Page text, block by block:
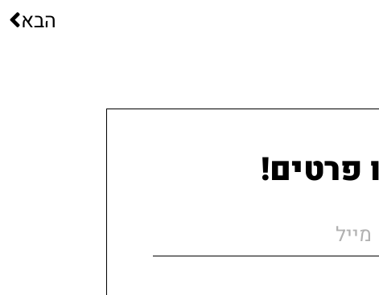
הבא
פרטים!